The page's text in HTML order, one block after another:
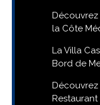
Découvrez
la Côte
La Villa
Bord de
Découvrez